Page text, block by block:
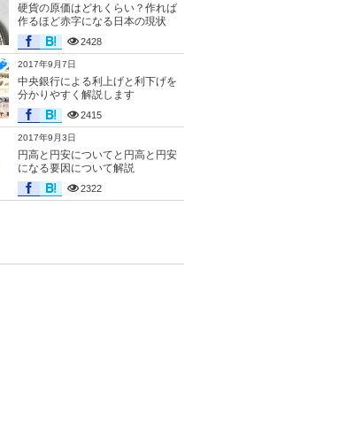
硬貨の原価はどれくらい？作れば
作るほど赤字になる日本の現状
2428
2017年9月7日
中央銀行による利上げと利下げを
分かりやすく解説します
2415
2017年9月3日
円高と円安についてと円高と円安
になる要因について解説
2322